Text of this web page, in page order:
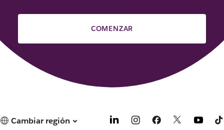
COMENZAR
Cambiar región